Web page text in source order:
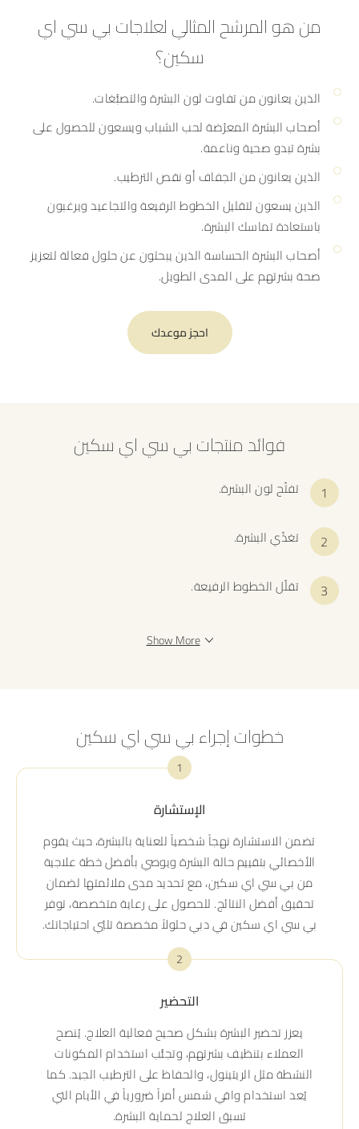
من هو المرشح المثالي لعلاجات بي سي اي
سكين؟
الذين يعانون من تفاوت لون البشرة والتصبُّغات.
أصحاب البشرة المعرّضة لحب الشباب ويسعون للحصول على
بشرة تبدو صحية وناعمة.
الذين يعانون من الجفاف أو نقص الترطيب.
الذين يسعون لتقليل الخطوط الرفيعة والتجاعيد ويرغبون
باستعادة تماسك البشرة.
أصحاب البشرة الحساسة الذين يبحثون عن حلول فعالة لتعزيز
صحة بشرتهم على المدى الطويل.
احجز موعدك
فوائد منتجات بي سي اي سكين
تفتّح لون البشرة.
تغذّي البشرة.
تقلّل الخطوط الرفيعة.
Show More
خطوات إجراء بي سي اي سكين
1
الإستشارة
تضمن الاستشارة نهجاً شخصياً للعناية بالبشرة، حيث يقوم
الأخصائي بتقييم حالة البشرة ويوصي بأفضل خطة علاجية
من بي سي اي سكين، مع تحديد مدى ملائمتها لضمان
تحقيق أفضل النتائج. للحصول على رعاية متخصصة، توفر
بي سي اي سكين في دبي حلولاً مخصصة تلبّي احتياجاتك.
2
التحضير
يعزز تحضير البشرة بشكل صحيح فعالية العلاج. يُنصح
العملاء بتنظيف بشرتهم، وتجنُّب استخدام المكونات
النشطة مثل الريتينول، والحفاظ على الترطيب الجيد. كما
يُعد استخدام واقي شمس أمراً ضرورياً في الأيام التي
تسبق العلاج لحماية البشرة.